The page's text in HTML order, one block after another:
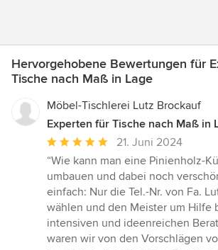
Hervorgehobene Bewertungen für
Tische nach Maß in Lage
Möbel-Tischlerei Lutz Brockauf
Experten für Tische nach Maß in
Durchschnittliche
Bewertung:
5
von
5
Sternen
21. Juni 2024
“Wie kann man eine Pinienholz-
umbauen und dabei noch
einfach: Nur die Tel.-Nr. von Fa.
wählen und den Meister um Hilfe
intensiven und ideenreichen
waren wir von den Vorschlägen